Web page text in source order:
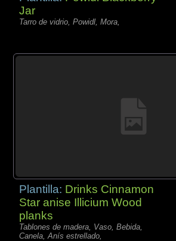
Jar
Tarro de vidrio, Powidl, Mora,
Plantilla: Drinks Cinnamon
Star anise Illicium Wood
planks
Tablones de madera, Vaso, Bebida,
Canela, Anís estrellado,